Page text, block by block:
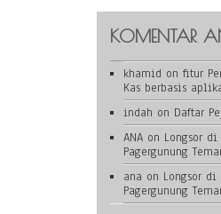
KOMENTAR
khamid on fitur
Kas berbasis
indah on Daftar
ANA on Longsor di
Pagergunung
ana on Longsor di
Pagergunung